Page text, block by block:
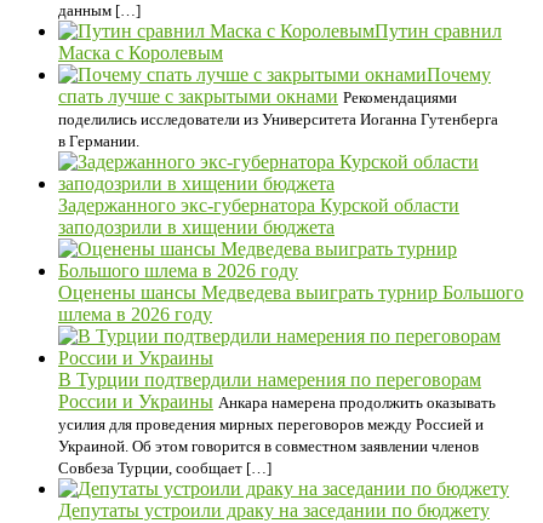
данным […]
Путин сравнил
Маска с Королевым
Почему
спать лучше с закрытыми окнами Рекомендациями
поделились исследователи из Университета Иоганна Гутенберга
в Германии.
Задержанного экс-губернатора Курской области
заподозрили в хищении бюджета
Оценены шансы Медведева выиграть турнир Большого
шлема в 2026 году
В Турции подтвердили намерения по переговорам
России и Украины Анкара намерена продолжить оказывать
усилия для проведения мирных переговоров между Россией и
Украиной. Об этом говорится в совместном заявлении членов
Совбеза Турции, сообщает […]
Депутаты устроили драку на заседании по бюджету